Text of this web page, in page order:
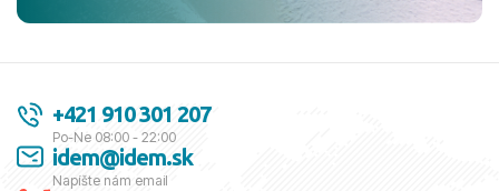
+421 910 301 207
Po-Ne 08:00 - 22:00
idem@idem.sk
Napíšte nám email